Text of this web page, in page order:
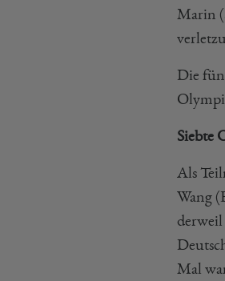
Marin
Die
Siebte
Als
Wang
derweil
Mal